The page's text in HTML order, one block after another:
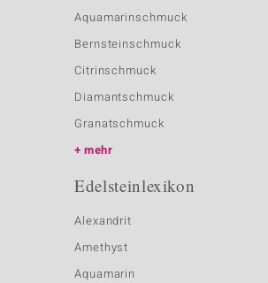
Aquamarinschmuck
Bernsteinschmuck
Citrinschmuck
Diamantschmuck
Granatschmuck
mehr
Edelsteinlexikon
Alexandrit
Amethyst
Aquamarin